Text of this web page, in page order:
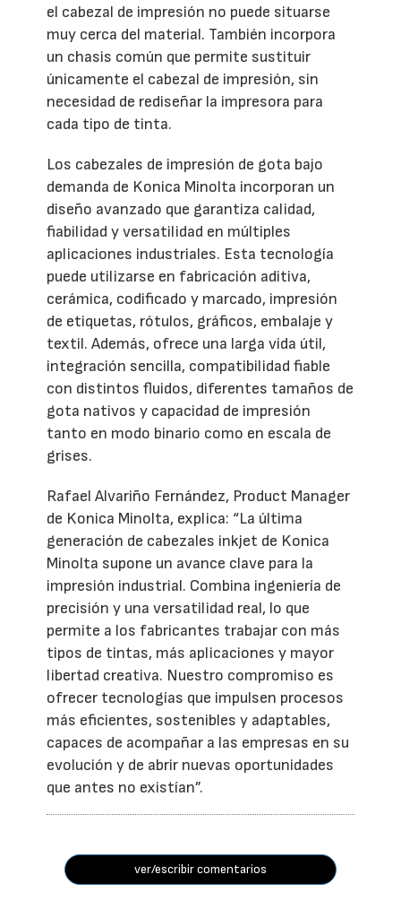
el cabezal de impresión no puede situarse
muy cerca del material. También incorpora
un chasis común que permite sustituir
únicamente el cabezal de impresión, sin
necesidad de rediseñar la impresora para
cada tipo de tinta.
Los cabezales de impresión de gota bajo
demanda de Konica Minolta incorporan un
diseño avanzado que garantiza calidad,
fiabilidad y versatilidad en múltiples
aplicaciones industriales. Esta tecnología
puede utilizarse en fabricación aditiva,
cerámica, codificado y marcado, impresión
de etiquetas, rótulos, gráficos, embalaje y
textil. Además, ofrece una larga vida útil,
integración sencilla, compatibilidad fiable
con distintos fluidos, diferentes tamaños de
gota nativos y capacidad de impresión
tanto en modo binario como en escala de
grises.
Rafael Alvariño Fernández, Product Manager
de Konica Minolta, explica: “La última
generación de cabezales inkjet de Konica
Minolta supone un avance clave para la
impresión industrial. Combina ingeniería de
precisión y una versatilidad real, lo que
permite a los fabricantes trabajar con más
tipos de tintas, más aplicaciones y mayor
libertad creativa. Nuestro compromiso es
ofrecer tecnologías que impulsen procesos
más eficientes, sostenibles y adaptables,
capaces de acompañar a las empresas en su
evolución y de abrir nuevas oportunidades
que antes no existían”.
ver/escribir comentarios